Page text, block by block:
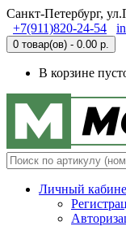
Санкт-Петербург,
+7(911)820-24-54
0 товар(ов) - 0.00 р.
В корзине
Личный